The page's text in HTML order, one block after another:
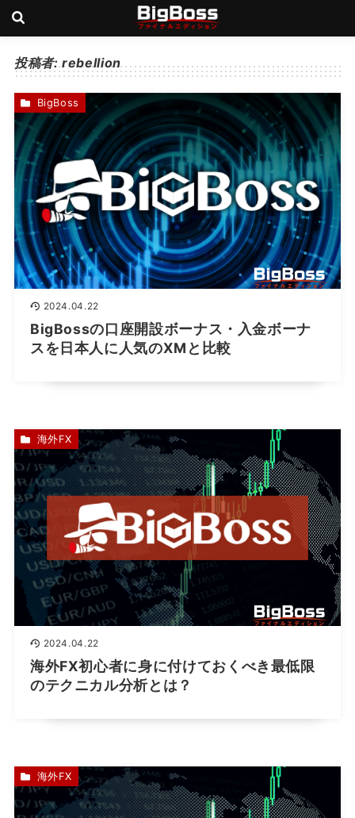
投稿者:rebellion
2024.04.22
BigBossの口座開設ボーナス・入金ボーナ
スを日本人に人気のXMと比較
BigBoss
2024.04.22
海外FX初心者に身に付けておくべき最低限
のテクニカル分析とは？
海外FX
海外FX